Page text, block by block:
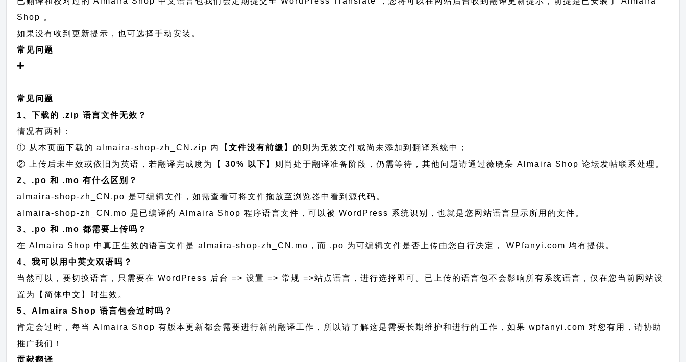
Shop 。
如果没有收到更新提示，也可选择手动安装。
常见问题
常见问题
1、下载的 .zip 语言文件无效？
情况有两种：
① 从本页面下载的 almaira-shop-zh_CN.zip 内
【文件没有前缀】 的则为无效文件或尚未添加到翻译系统中；
② 上传后未生效或依旧为英语，若翻译完成度为
【 30% 以下】 则尚处于翻译准备阶段，仍需等待，其他问题请通过薇晓朵 Almaira Shop 论坛发帖联系处理。
2、.po 和 .mo 有什么区别？
almaira-shop-zh_CN.po 是可编辑文件，如需查看可将文件拖放至浏览器中看到源代码。
almaira-shop-zh_CN.mo 是已编译的 Almaira Shop 程序语言文件，可以被 WordPress 系统识别，也就是您网站语言显示所用的文件。
3、.po 和 .mo 都需要上传吗？
在 Almaira Shop 中真正生效的语言文件是 almaira-shop-zh_CN.mo，而 .po 为可编辑文件是否上传由您自行决定， WPfanyi.com 均有提供。
4、我可以用中英文双语吗？
当然可以，要切换语言，只需要在 WordPress 后台 => 设置 => 常规 =>站点语言，进行选择即可。已上传的语言包不会影响所有系统语言，仅在您当前网站设
置为【简体中文】时生效。
5、Almaira Shop 语言包会过时吗？
肯定会过时，每当 Almaira Shop 有版本更新都会需要进行新的翻译工作，所以请了解这是需要长期维护和进行的工作，如果 wpfanyi.com 对您有用，请协助
推广我们！
贡献翻译